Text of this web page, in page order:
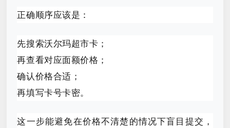
正确顺序应该是：
先搜索沃尔玛超市卡；
再查看对应面额价格；
确认价格合适；
再填写卡号卡密。
这一步能避免在价格不清楚的情况下盲目提交，